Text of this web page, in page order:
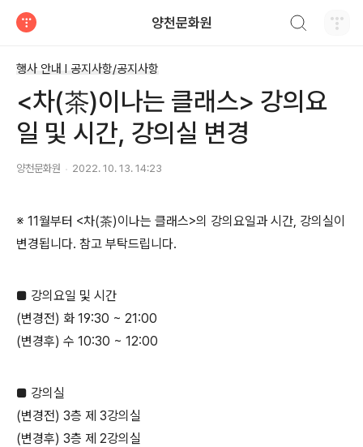
양천문화원
행사 안내 Ι 공지사항/공지사항
<차(茶)이나는 클래스> 강의요
일 및 시간, 강의실 변경
양천문화원 2022. 10. 13. 14:23
※ 11월부터 <차(茶)이나는 클래스>의 강의요일과 시간, 강의실이
변경됩니다. 참고 부탁드립니다.
■ 강의요일 및 시간
(변경전) 화 19:30 ~ 21:00
(변경후) 수 10:30 ~ 12:00
■ 강의실
(변경전) 3층 제 3강의실
(변경후) 3층 제 2강의실